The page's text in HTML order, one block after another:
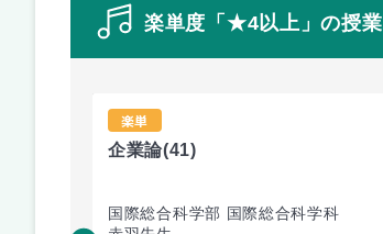
楽単度「★4以上」の授業
楽単
企業論(41)
国際総合科学部 国際総合科学科